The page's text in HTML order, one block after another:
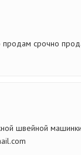
продам срочно
швейной